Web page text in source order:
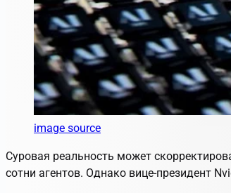
image source
Суровая реальность может
сотни агентов. Однако вице-президент